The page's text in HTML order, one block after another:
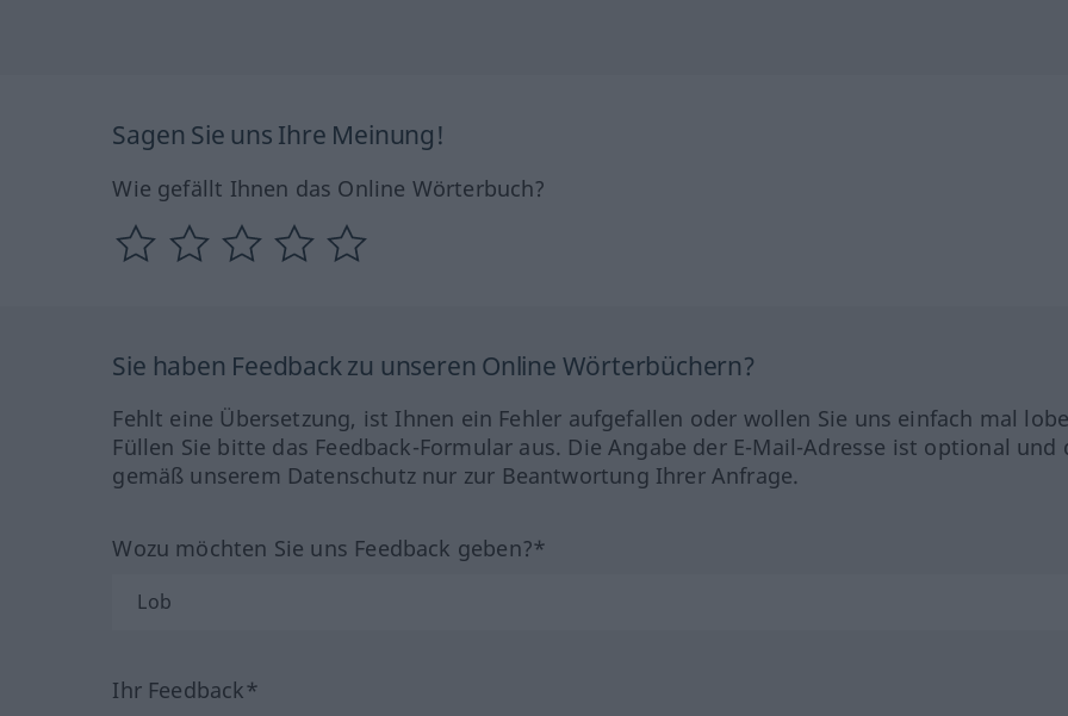
Sagen Sie uns Ihre Meinung!
Wie gefällt Ihnen das Online Wörterbuch?
Sie haben Feedback zu unseren Online Wörterbüchern?
Fehlt eine Übersetzung, ist Ihnen ein Fehler aufgefallen oder wollen Sie uns einfach mal
Füllen Sie bitte das Feedback-Formular aus. Die Angabe der E-Mail-Adresse ist optional und
gemäß unserem Datenschutz nur zur Beantwortung Ihrer Anfrage.
Wozu möchten Sie uns Feedback geben?*
Ihr Feedback*